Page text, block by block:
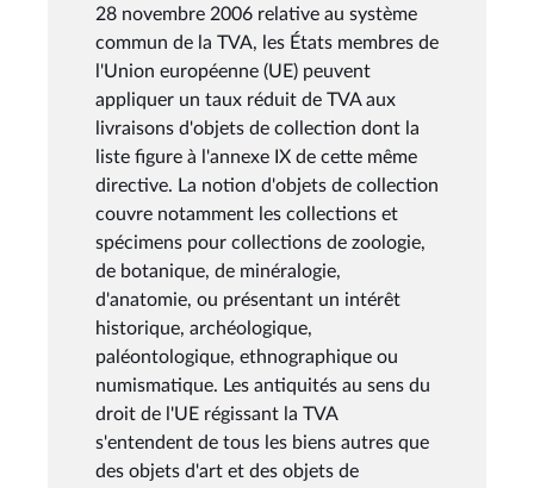
28 novembre 2006 relative au système
commun de la TVA, les États membres de
l'Union européenne (UE) peuvent
appliquer un taux réduit de TVA aux
livraisons d'objets de collection dont la
liste figure à l'annexe IX de cette même
directive. La notion d'objets de collection
couvre notamment les collections et
spécimens pour collections de zoologie,
de botanique, de minéralogie,
d'anatomie, ou présentant un intérêt
historique, archéologique,
paléontologique, ethnographique ou
numismatique. Les antiquités au sens du
droit de l'UE régissant la TVA
s'entendent de tous les biens autres que
des objets d'art et des objets de